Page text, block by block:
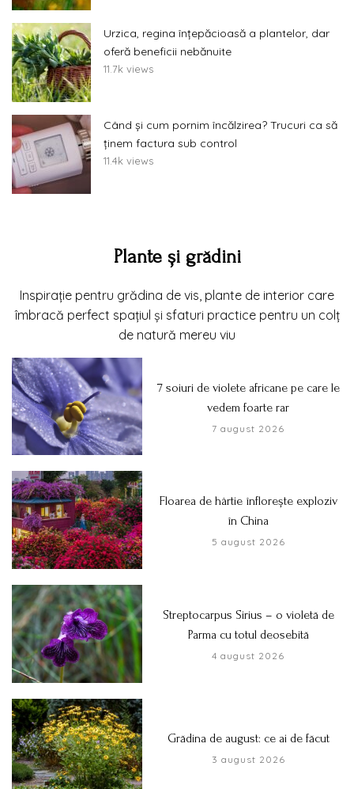
Urzica, regina înțepăcioasă a plantelor, dar
oferă beneficii nebănuite
11.7k views
Când și cum pornim încălzirea? Trucuri ca să
ținem factura sub control
11.4k views
Plante și grădini
Inspirație pentru grădina de vis, plante de interior care
îmbracă perfect spațiul și sfaturi practice pentru un colț
de natură mereu viu
7 soiuri de violete africane pe care le
vedem foarte rar
7 august 2026
Floarea de hârtie înflorește exploziv
în China
5 august 2026
Streptocarpus Sirius – o violetă de
Parma cu totul deosebită
4 august 2026
Grădina de august: ce ai de făcut
3 august 2026